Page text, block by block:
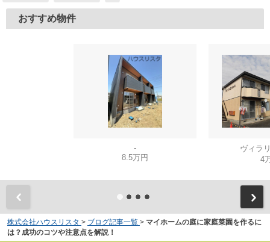
おすすめ物件
-
8.5万円
ヴィラ
4
株式会社ハウスリスタ > ブログ記事一覧 > マイホームの庭に家庭菜園を作るに
は？成功のコツや注意点を解説！